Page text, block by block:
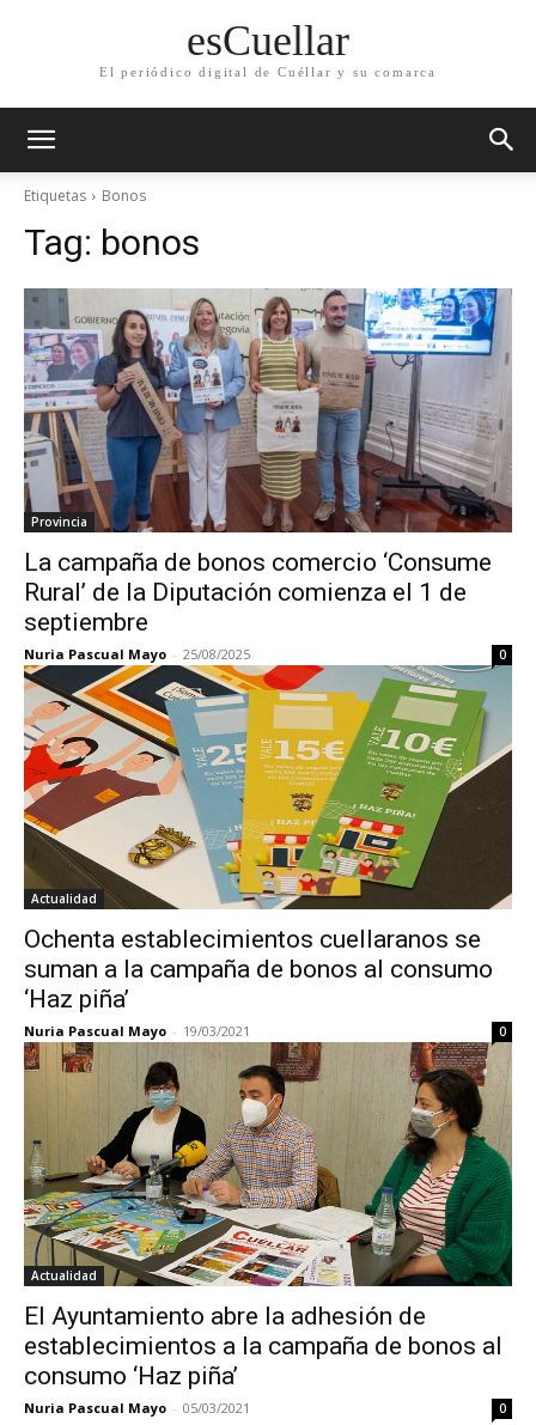
esCuellar
El periódico digital de Cuéllar y su comarca
Etiquetas Bonos
Tag: bonos
Provincia
La campaña de bonos comercio ‘Consume
Rural’ de la Diputación comienza el 1 de
septiembre
Nuria Pascual Mayo - 25/08/2025 0
Actualidad
Ochenta establecimientos cuellaranos se
suman a la campaña de bonos al consumo
‘Haz piña’
Nuria Pascual Mayo - 19/03/2021 0
Actualidad
El Ayuntamiento abre la adhesión de
establecimientos a la campaña de bonos al
consumo ‘Haz piña’
Nuria Pascual Mayo - 05/03/2021 0